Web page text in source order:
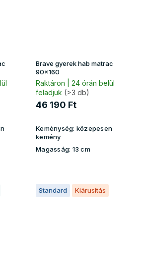
Brave gyerek hab matrac
90x160
Raktáron | 24 órán belül
feladjuk (>3 db)
46 190 Ft
Keménység: közepesen
kemény
Magasság: 13 cm
Standard Kiárusítás